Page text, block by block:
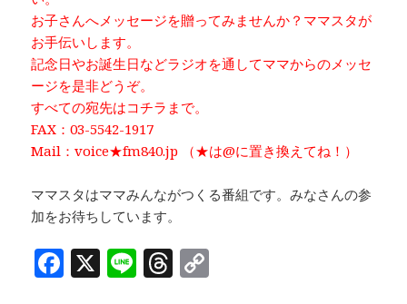
お子さんへメッセージを贈ってみませんか？ママスタが
お手伝いします。
記念日やお誕生日などラジオを通してママからのメッセ
ージを是非どうぞ。
すべての宛先はコチラまで。
FAX：03-5542-1917
Mail：voice★fm840.jp （★は@に置き換えてね！）
ママスタはママみんながつくる番組です。みなさんの参
加をお待ちしています。
F X Li T